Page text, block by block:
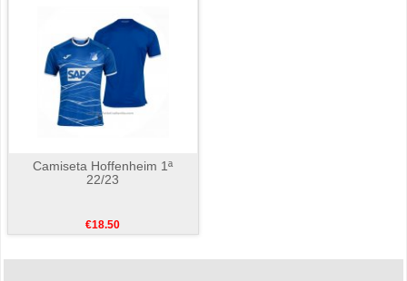
Camiseta Hoffenheim 1ª
22/23
€18.50